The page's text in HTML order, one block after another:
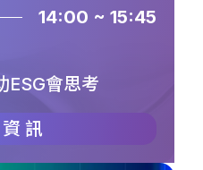
14:00 ~ 15:45
ESG會思考
訊